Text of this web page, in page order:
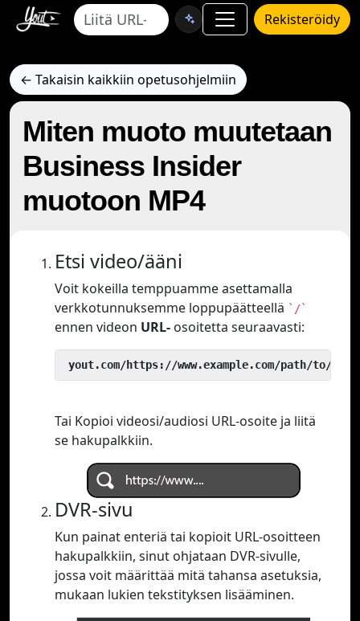
Rekisteröidy
← Takaisin kaikkiin opetusohjelmiin
Miten muoto muutetaan
Business Insider
muotoon MP4
Etsi video/ääni
Voit kokeilla temppuamme asettamalla
verkkotunnuksemme loppupäätteellä `/`
ennen videon URL- osoitetta seuraavasti:
yout.com/https://www.example.com/path/to/
Tai Kopioi videosi/audiosi URL-osoite ja liitä
se hakupalkkiin.
DVR-sivu
Kun painat enteriä tai kopioit URL-osoitteen
hakupalkkiin, sinut ohjataan DVR-sivulle,
jossa voit määrittää mitä tahansa asetuksia,
mukaan lukien tekstityksen lisääminen.